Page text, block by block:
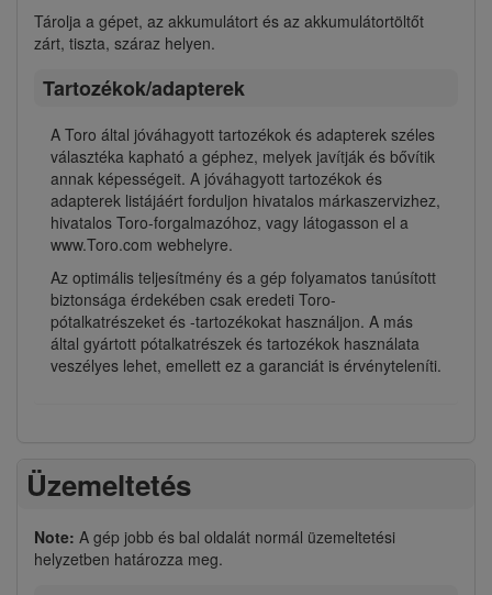
Tárolja a gépet, az akkumulátort és az akkumulátortöltőt
zárt, tiszta, száraz helyen.
Tartozékok/adapterek
A Toro által jóváhagyott tartozékok és adapterek széles
választéka kapható a géphez, melyek javítják és bővítik
annak képességeit. A jóváhagyott tartozékok és
adapterek listájáért forduljon hivatalos márkaszervizhez,
hivatalos Toro-forgalmazóhoz, vagy látogasson el a
www.Toro.com webhelyre.
Az optimális teljesítmény és a gép folyamatos tanúsított
biztonsága érdekében csak eredeti Toro-
pótalkatrészeket és -tartozékokat használjon. A más
által gyártott pótalkatrészek és tartozékok használata
veszélyes lehet, emellett ez a garanciát is érvényteleníti.
Üzemeltetés
Note: A gép jobb és bal oldalát normál üzemeltetési
helyzetben határozza meg.